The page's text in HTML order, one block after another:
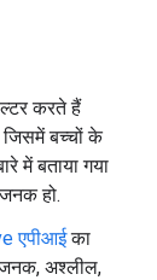
करते हैं
जिसमें बच्चों के
में बताया गया
हो.
एपीआईका
अश्लील,